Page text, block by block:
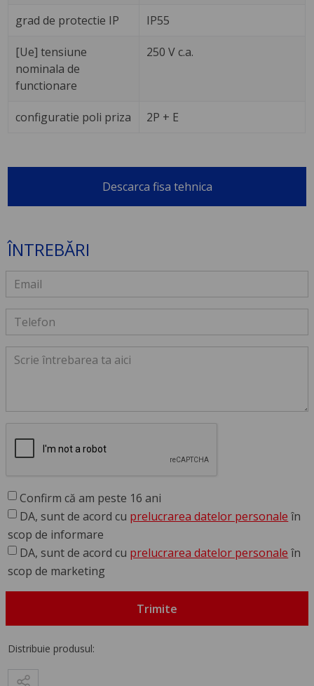
grad de protectie IP IP55
[Ue] tensiune
nominala de
functionare
250 V c.a.
configuratie poli priza 2P + E
Descarca fisa tehnica
ÎNTREBĂRI
Confirm că am peste 16 ani
DA, sunt de acord cu prelucrarea datelor personale în
scop de informare
DA, sunt de acord cu prelucrarea datelor personale în
scop de marketing
Trimite
Distribuie produsul: